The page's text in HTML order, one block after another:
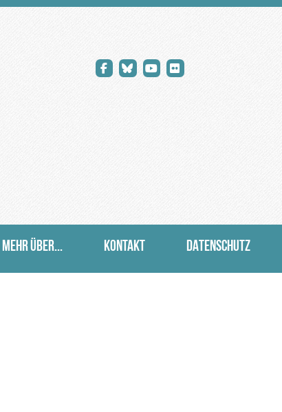
MEHR ÜBER... KONTAKT DATENSCHUTZ